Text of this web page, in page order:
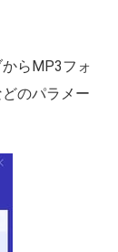
らMP3フォ
のパラメー